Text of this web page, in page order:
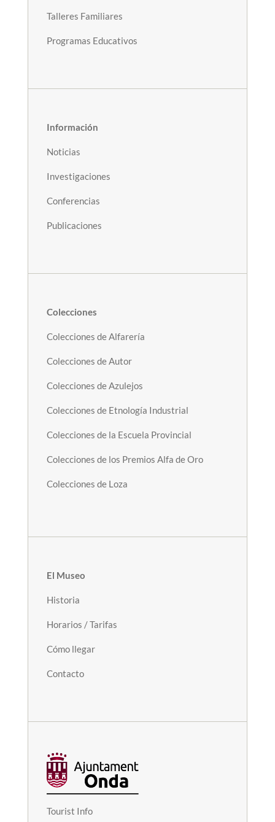
Talleres Familiares
Programas Educativos
Información
Noticias
Investigaciones
Conferencias
Publicaciones
Colecciones
Colecciones de Alfarería
Colecciones de Autor
Colecciones de Azulejos
Colecciones de Etnología Industrial
Colecciones de la Escuela Provincial
Colecciones de los Premios Alfa de Oro
Colecciones de Loza
El Museo
Historia
Horarios / Tarifas
Cómo llegar
Contacto
Tourist Info